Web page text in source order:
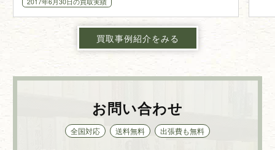
買取事例紹介をみる
お問い合わせ
全国対応 送料無料 出張費も無料